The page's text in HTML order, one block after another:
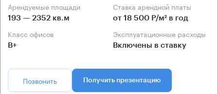
Арендуемые площади
193 — 2352 кв.м
Ставка арендной платы
от 18 500 Р/м² в год
Класс офисов
B+
Эксплуатационные расходы
Включены в ставку
Позвонить Получить презентацию